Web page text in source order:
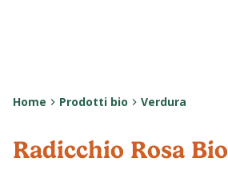
Home Prodotti bio Verdura
Radicchio Rosa Bio